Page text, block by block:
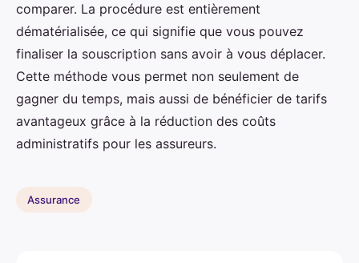
comparer. La procédure est entièrement
dématérialisée, ce qui signifie que vous pouvez
finaliser la souscription sans avoir à vous déplacer.
Cette méthode vous permet non seulement de
gagner du temps, mais aussi de bénéficier de tarifs
avantageux grâce à la réduction des coûts
administratifs pour les assureurs.
Assurance